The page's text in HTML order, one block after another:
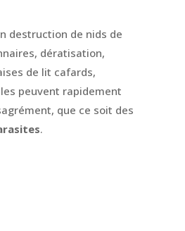
destruction de nids de
dératisation,
de lit cafards,
peuvent rapidement
que ce soit des
.